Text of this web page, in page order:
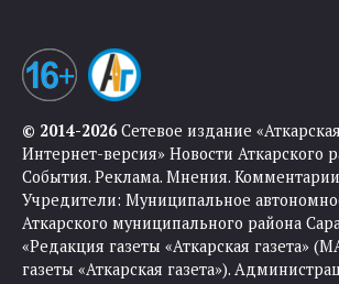
© 2014-2026Сетевое издание «Аткарская
Интернет-версия» Новости Аткарского
События. Реклама. Мнения.
Учредители: Муниципальное
Аткарского муниципального района
«Редакция газеты «Аткарская газета»
газеты «Аткарская газета»).